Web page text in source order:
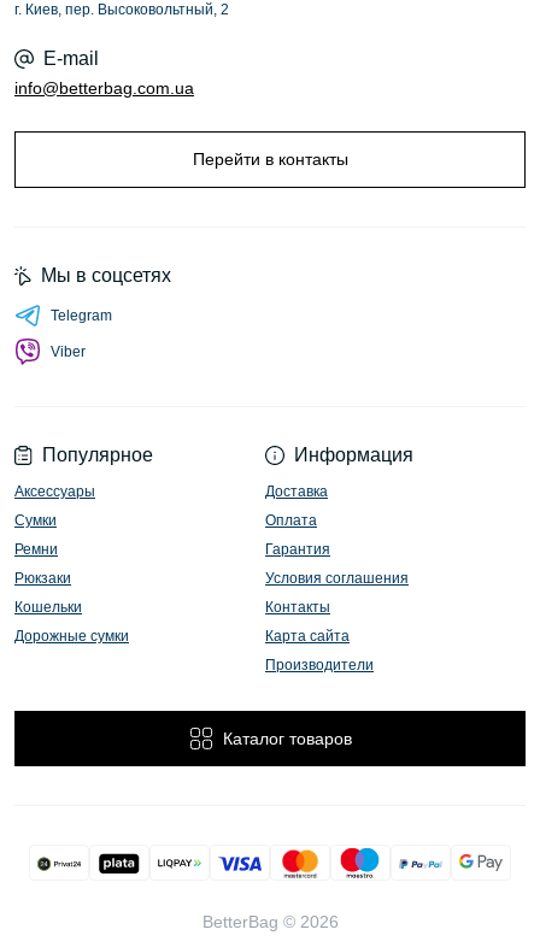
г. Киев, пер. Высоковольтный, 2
E-mail
info@betterbag.com.ua
Перейти в контакты
Популярное
Аксессуары
Сумки
Ремни
Рюкзаки
Кошельки
Дорожные сумки
Информация
Доставка
Оплата
Гарантия
Условия соглашения
Контакты
Карта сайта
Производители
Каталог товаров
Мы в соцсетях
Telegram
Viber
BetterBag © 2026